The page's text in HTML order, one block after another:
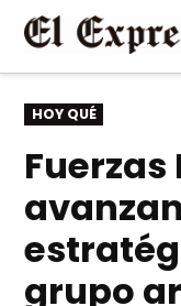
Saltar
contenido
PUBLICADO
EN
HOY QUÉ
grupo